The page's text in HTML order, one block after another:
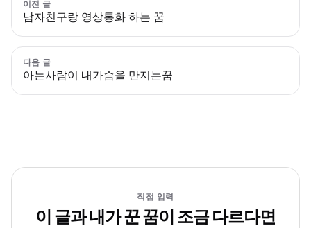
이전 글
남자친구랑 영상통화 하는 꿈
다음 글
아는사람이 내가슴을 만지는꿈
직접 입력
이 글과 내가 꾼 꿈이 조금 다르다면